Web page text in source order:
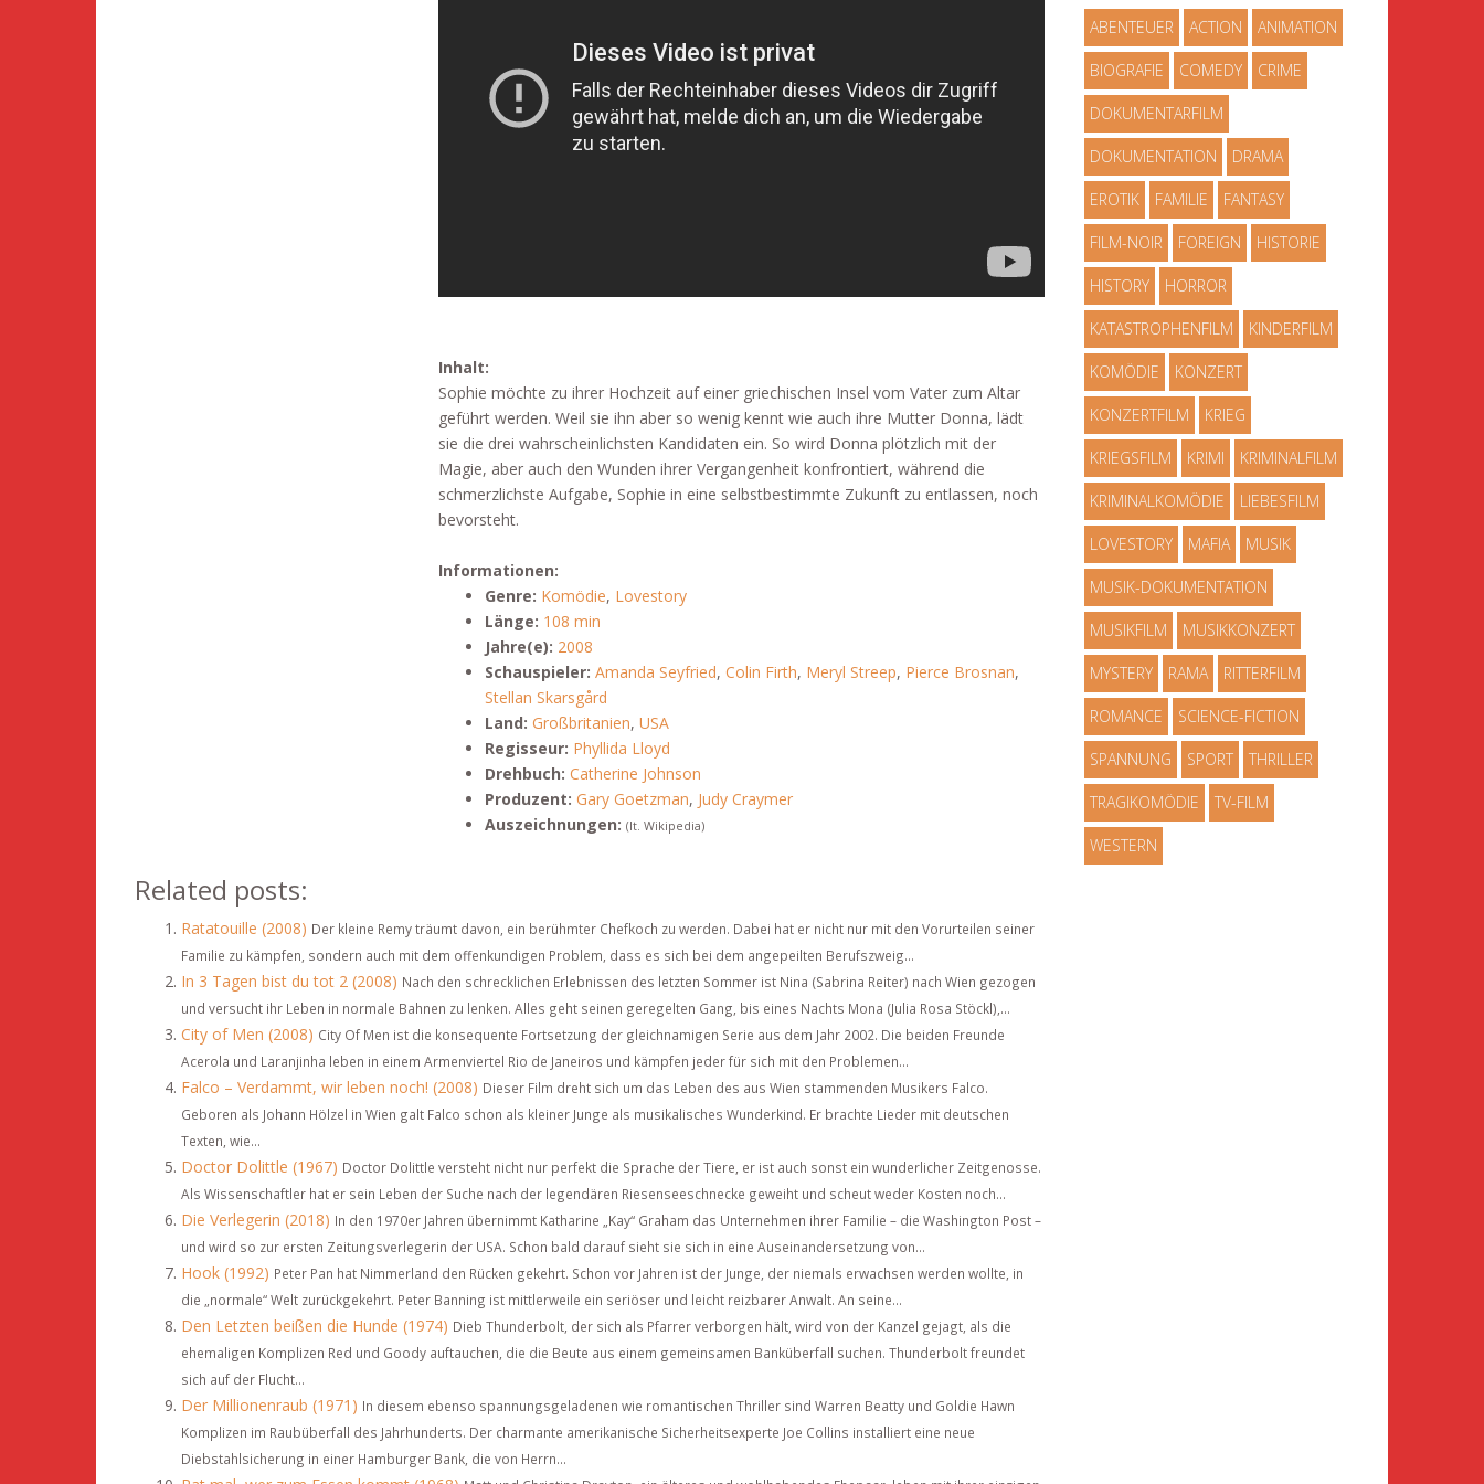
Inhalt:
Sophie möchte zu ihrer Hochzeit auf einer griechischen Insel vom Vater zum Altar
geführt werden. Weil sie ihn aber so wenig kennt wie auch ihre Mutter Donna, lädt
sie die drei wahrscheinlichsten Kandidaten ein. So wird Donna plötzlich mit der
Magie, aber auch den Wunden ihrer Vergangenheit konfrontiert, während die
schmerzlichste Aufgabe, Sophie in eine selbstbestimmte Zukunft zu entlassen, noch
bevorsteht.
Informationen:
Genre: Komödie, Lovestory
Länge: 108 min
Jahre(e): 2008
Schauspieler: Amanda Seyfried, Colin Firth, Meryl Streep, Pierce Brosnan,
Stellan Skarsgård
Land: Großbritanien, USA
Regisseur: Phyllida Lloyd
Drehbuch: Catherine Johnson
Produzent: Gary Goetzman, Judy Craymer
Auszeichnungen: (lt. Wikipedia)
Related posts:
Ratatouille (2008) Der kleine Remy träumt davon, ein berühmter Chefkoch zu werden. Dabei hat er nicht nur mit den Vorurteilen seiner
Familie zu kämpfen, sondern auch mit dem offenkundigen Problem, dass es sich bei dem angepeilten Berufszweig...
In 3 Tagen bist du tot 2 (2008) Nach den schrecklichen Erlebnissen des letzten Sommer ist Nina (Sabrina Reiter) nach Wien gezogen
und versucht ihr Leben in normale Bahnen zu lenken. Alles geht seinen geregelten Gang, bis eines Nachts Mona (Julia Rosa Stöckl),...
City of Men (2008) City Of Men ist die konsequente Fortsetzung der gleichnamigen Serie aus dem Jahr 2002. Die beiden Freunde
Acerola und Laranjinha leben in einem Armenviertel Rio de Janeiros und kämpfen jeder für sich mit den Problemen...
Falco – Verdammt, wir leben noch! (2008) Dieser Film dreht sich um das Leben des aus Wien stammenden Musikers Falco.
Geboren als Johann Hölzel in Wien galt Falco schon als kleiner Junge als musikalisches Wunderkind. Er brachte Lieder mit deutschen
Texten, wie...
Doctor Dolittle (1967) Doctor Dolittle versteht nicht nur perfekt die Sprache der Tiere, er ist auch sonst ein wunderlicher Zeitgenosse.
Als Wissenschaftler hat er sein Leben der Suche nach der legendären Riesenseeschnecke geweiht und scheut weder Kosten noch...
Die Verlegerin (2018) In den 1970er Jahren übernimmt Katharine „Kay“ Graham das Unternehmen ihrer Familie – die Washington Post –
und wird so zur ersten Zeitungsverlegerin der USA. Schon bald darauf sieht sie sich in eine Auseinandersetzung von...
Hook (1992) Peter Pan hat Nimmerland den Rücken gekehrt. Schon vor Jahren ist der Junge, der niemals erwachsen werden wollte, in
die „normale“ Welt zurückgekehrt. Peter Banning ist mittlerweile ein seriöser und leicht reizbarer Anwalt. An seine...
Den Letzten beißen die Hunde (1974) Dieb Thunderbolt, der sich als Pfarrer verborgen hält, wird von der Kanzel gejagt, als die
ehemaligen Komplizen Red und Goody auftauchen, die die Beute aus einem gemeinsamen Banküberfall suchen. Thunderbolt freundet
sich auf der Flucht...
Der Millionenraub (1971) In diesem ebenso spannungsgeladenen wie romantischen Thriller sind Warren Beatty und Goldie Hawn
Komplizen im Raubüberfall des Jahrhunderts. Der charmante amerikanische Sicherheitsexperte Joe Collins installiert eine neue
Diebstahlsicherung in einer Hamburger Bank, die von Herrn...
ABENTEUER ACTION ANIMATION
BIOGRAFIE COMEDY CRIME
DOKUMENTARFILM
DOKUMENTATION DRAMA
EROTIK FAMILIE FANTASY
FILM-NOIR FOREIGN HISTORIE
HISTORY HORROR
KATASTROPHENFILM KINDERFILM
KOMÖDIE KONZERT
KONZERTFILM KRIEG
KRIEGSFILM KRIMI KRIMINALFILM
KRIMINALKOMÖDIE LIEBESFILM
LOVESTORY MAFIA MUSIK
MUSIK-DOKUMENTATION
MUSIKFILM MUSIKKONZERT
MYSTERY RAMA RITTERFILM
ROMANCE SCIENCE-FICTION
SPANNUNG SPORT THRILLER
TRAGIKOMÖDIE TV-FILM
WESTERN